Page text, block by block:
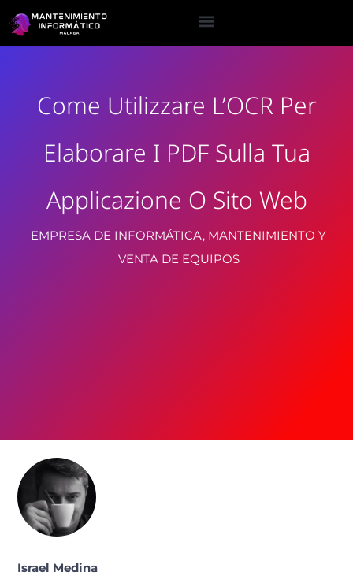
Come Utilizzare L’OCR Per
Elaborare I PDF Sulla Tua
Applicazione O Sito Web
EMPRESA DE INFORMÁTICA, MANTENIMIENTO Y
VENTA DE EQUIPOS
Israel Medina